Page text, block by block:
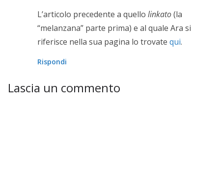
L’articolo precedente a quello linkato(la
“melanzana” parte prima) e al quale Ara si
riferisce nella sua pagina lo trovate qui.
Rispondi
Lascia un commento